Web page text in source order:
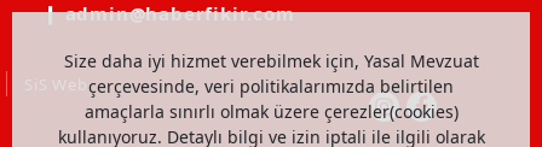
Size daha iyi hizmet verebilmek için, Yasal Mevzuat
çerçevesinde, veri politikalarımızda belirtilen
amaçlarla sınırlı olmak üzere çerezler(cookies)
kullanıyoruz. Detaylı bilgi ve izin iptali ile ilgili olarak
❙ admin@haberfikir.com
SiS Web